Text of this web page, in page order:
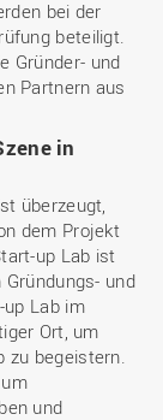
bei der
beteiligt.
Gründer- und
Partnern aus
in
überzeugt,
dem Projekt
up Lab ist
und
Lab im
Ort, um
zu begeistern.
und